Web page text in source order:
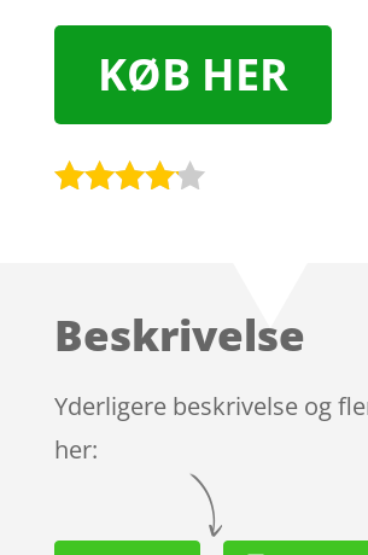
KØB HER
på
ømmels
er
Beskrivelse
Yderligere beskrivelse og
her: